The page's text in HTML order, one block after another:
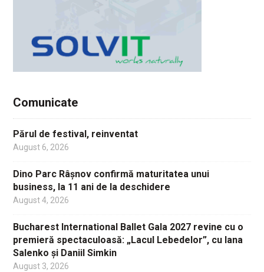
Comunicate
Părul de festival, reinventat
August 6, 2026
Dino Parc Râșnov confirmă maturitatea unui
business, la 11 ani de la deschidere
August 4, 2026
Bucharest International Ballet Gala 2027 revine cu o
premieră spectaculoasă: „Lacul Lebedelor”, cu Iana
Salenko și Daniil Simkin
August 3, 2026